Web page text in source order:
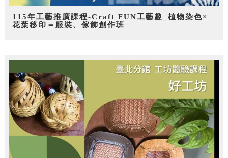
115年工藝推廣課程-Craft FUN工藝趣_植物染色×
花葉移印＝服裝、傢飾創作班